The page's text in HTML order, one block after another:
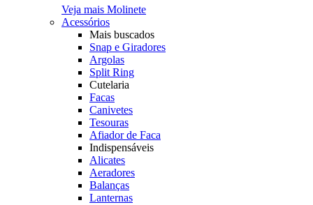
Veja mais Molinete
Acessórios
Mais buscados
Snap e Giradores
Argolas
Split Ring
Cutelaria
Facas
Canivetes
Tesouras
Afiador de Faca
Indispensáveis
Alicates
Aeradores
Balanças
Lanternas